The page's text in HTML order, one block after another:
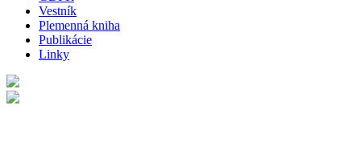
Vestník
Plemenná kniha
Publikácie
Linky